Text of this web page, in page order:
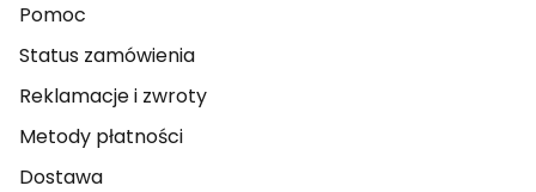
Pomoc
Status zamówienia
Reklamacje i zwroty
Metody płatności
Dostawa